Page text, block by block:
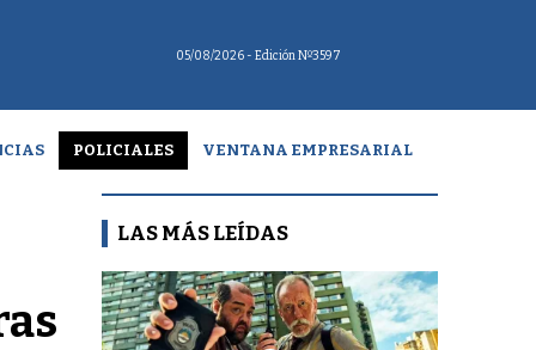
05/08/2026 - Edición Nº3597
POLICIALES VENTANA EMPRESARIAL
LAS MÁS LEÍDAS